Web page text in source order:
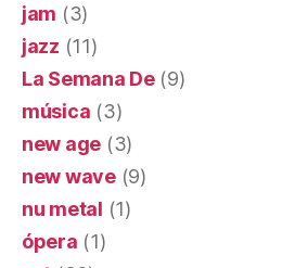
jam (3)
jazz (11)
La Semana De(9)
música (3)
new age (3)
new wave(9)
nu metal (1)
ópera (1)